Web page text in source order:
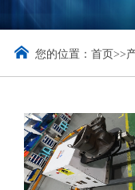
您的位置： 首页>>